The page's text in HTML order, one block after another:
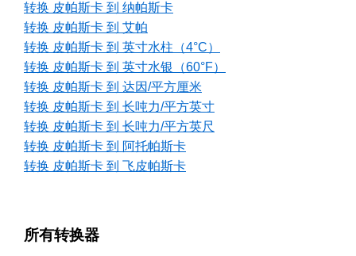
转换 皮帕斯卡 到 纳帕斯卡
转换 皮帕斯卡 到 艾帕
转换 皮帕斯卡 到 英寸水柱（4°C）
转换 皮帕斯卡 到 英寸水银（60°F）
转换 皮帕斯卡 到 达因/平方厘米
转换 皮帕斯卡 到 长吨力/平方英寸
转换 皮帕斯卡 到 长吨力/平方英尺
转换 皮帕斯卡 到 阿托帕斯卡
转换 皮帕斯卡 到 飞皮帕斯卡
所有转换器